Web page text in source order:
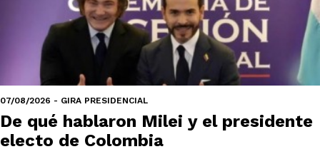
07/08/2026 - GIRA PRESIDENCIAL
De qué hablaron Milei y el presidente
electo de Colombia